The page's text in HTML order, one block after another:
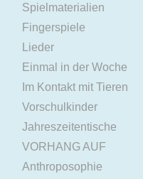
Spielmaterialien
Fingerspiele
Lieder
Einmal in der Woche
Im Kontakt mit Tieren
Vorschulkinder
Jahreszeitentische
VORHANG AUF
Anthroposophie